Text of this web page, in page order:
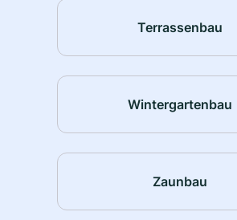
Terrassenbau
Wintergartenbau
Zaunbau